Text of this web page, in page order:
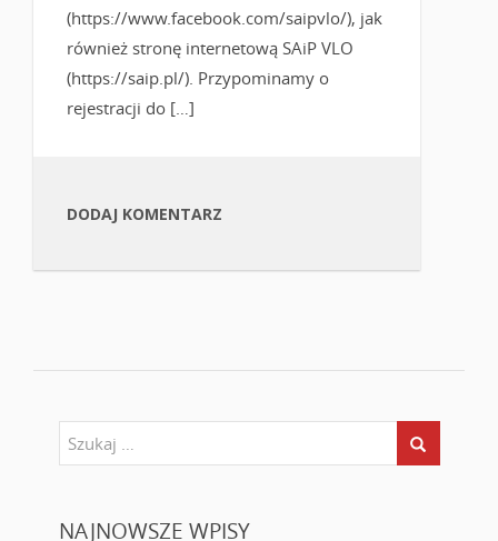
(https://www.facebook.com/saipvlo/), jak
również stronę internetową SAiP VLO
(https://saip.pl/). Przypominamy o
rejestracji do […]
DODAJ KOMENTARZ
NAJNOWSZE WPISY